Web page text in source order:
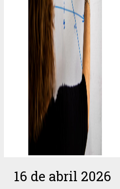
16 de abril 2026